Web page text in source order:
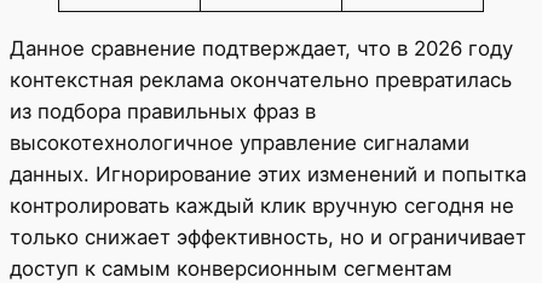
Данное сравнение подтверждает, что в 2026 году
контекстная реклама окончательно превратилась
из подбора правильных фраз в
высокотехнологичное управление сигналами
данных. Игнорирование этих изменений и попытка
контролировать каждый клик вручную сегодня не
только снижает эффективность, но и ограничивает
доступ к самым конверсионным сегментам